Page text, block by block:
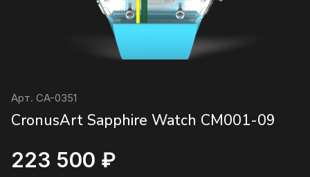
Арт. CA-0351
CronusArt Sapphire Watch CM001-09
223 500 ₽